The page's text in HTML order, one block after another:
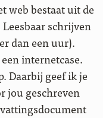
web bestaat uit de
schrijven
dan een uur).
internetcase.
Daarbij geef ik je
jou geschreven